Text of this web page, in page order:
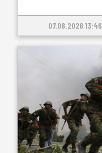
07.08.2026 13:46